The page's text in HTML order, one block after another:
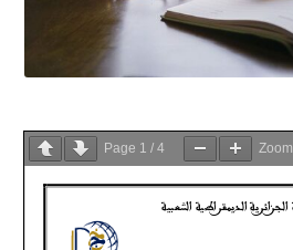
Page 1 / 4 Zoom